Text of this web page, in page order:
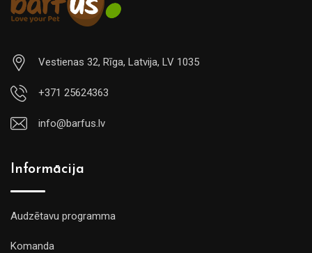
Vestienas 32, Rīga, Latvija, LV 1035
+371 25624363
info@barfus.lv
Informācija
Audzētavu programma
Komanda